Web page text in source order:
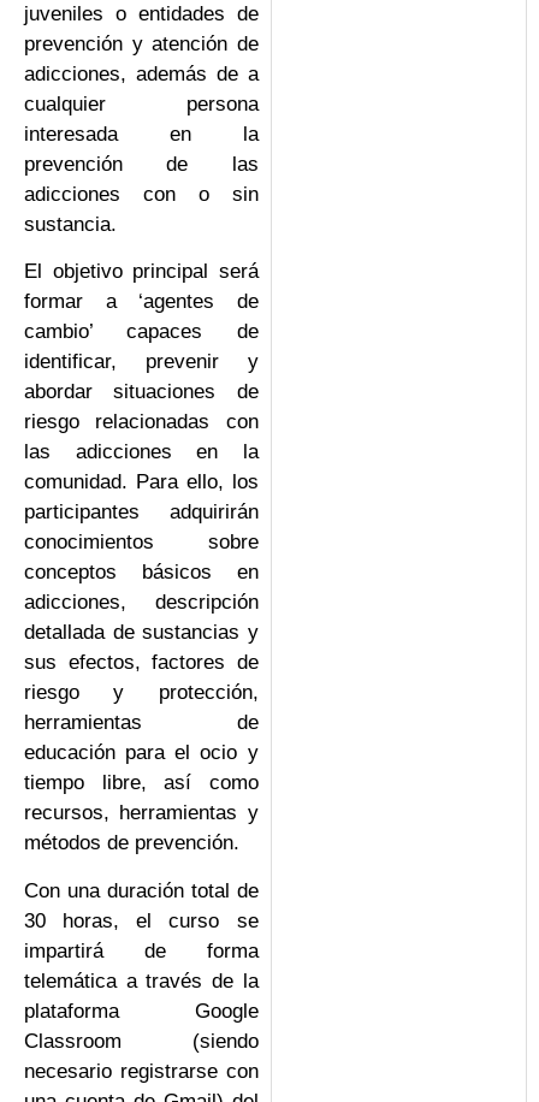
juveniles o entidades de
prevención y atención de
adicciones, además de a
cualquier persona
interesada en la
prevención de las
adicciones con o sin
sustancia.
El objetivo principal será
formar a ‘agentes de
cambio’ capaces de
identificar, prevenir y
abordar situaciones de
riesgo relacionadas con
las adicciones en la
comunidad. Para ello, los
participantes adquirirán
conocimientos sobre
conceptos básicos en
adicciones, descripción
detallada de sustancias y
sus efectos, factores de
riesgo y protección,
herramientas de
educación para el ocio y
tiempo libre, así como
recursos, herramientas y
métodos de prevención.
Con una duración total de
30 horas, el curso se
impartirá de forma
telemática a través de la
plataforma Google
Classroom (siendo
necesario registrarse con